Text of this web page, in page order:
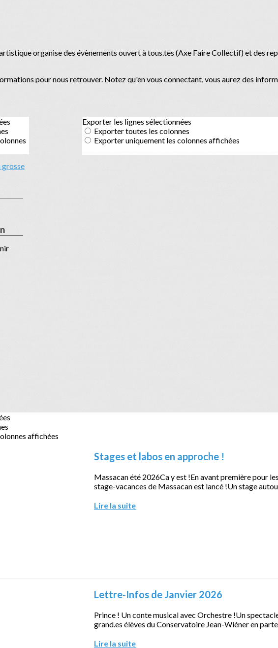
organise des évènements ouvert à tous.tes (Axe Faire Collectif) et des
pour nous retrouver. Notez qu'en vous connectant, vous aurez des